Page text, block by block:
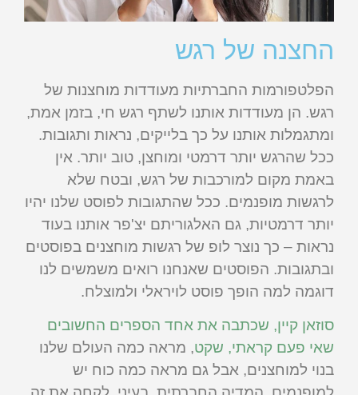
החצנה של רגש
הפלטפורמות החברתיות מעודדות מוחצנות של
רגש. הן מעודדות אותנו לשתף רגש חי, בזמן אמת,
ומתגמלות אותנו על כך בלייקים, נראות ותגובות.
ככל שהרגש יותר דרמטי ומוחצן, טוב יותר. אין
באמת מקום למורכבות של רגש, ובטח שלא
לרגשות מופנמים. ככל שהתגובות לפוסט שלנו יהיו
יותר דרמטיות, גם האלגוריתם יצ'פר אותנו בעוד
נראות – כך נוצר לופ של רגשות מוחצנים בפוסטים
ובתגובות. הפוסטים שאנחנו רואים משמשים לנו
דוגמה למה הופך פוסט לויראלי ולמוצלח.
סוזאן קיין, שכתבה את אחד הספרים החשובים
שאי פעם קראתי, שקט, מראה כמה העולם שלנו
בנוי למוחצנים, אבל גם מראה כמה כוח יש